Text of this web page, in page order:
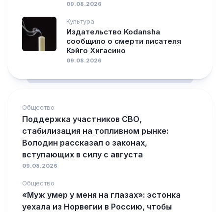
09.08.2026
Культура
Издательство Kodansha
сообщило о смерти писателя
Кэйго Хигасино
09.08.2026
Общество
Поддержка участников СВО,
стабилизация на топливном рынке:
Володин рассказал о законах,
вступающих в силу с августа
09.08.2026
Общество
«Муж умер у меня на глазах»: эстонка
уехала из Норвегии в Россию, чтобы